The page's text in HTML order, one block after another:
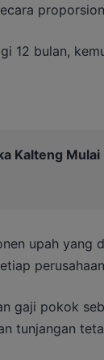
12 bulan,
Kalteng
upah yang
gaji pokok
tunjangan